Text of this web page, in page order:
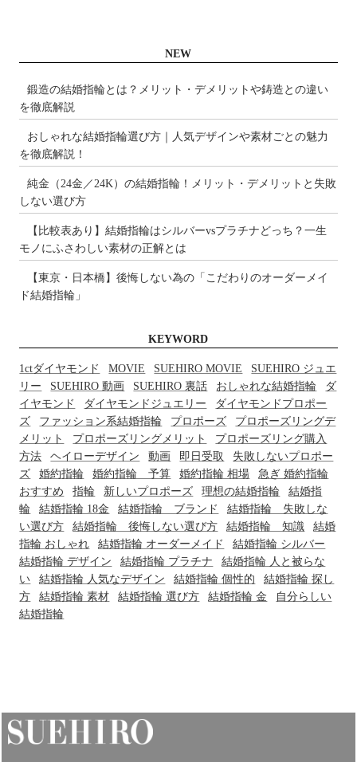
NEW
鍛造の結婚指輪とは？メリット・デメリットや鋳造との違い
を徹底解説
おしゃれな結婚指輪選び方｜人気デザインや素材ごとの魅力
を徹底解説！
純金（24金／24K）の結婚指輪！メリット・デメリットと失敗
しない選び方
【比較表あり】結婚指輪はシルバーvsプラチナどっち？一生
モノにふさわしい素材の正解とは
【東京・日本橋】後悔しない為の「こだわりのオーダーメイ
ド結婚指輪」
KEYWORD
1ctダイヤモンド MOVIE SUEHIRO MOVIE
SUEHIRO ジュエ
リー
SUEHIRO 動画 SUEHIRO 裏話 おしゃれな結婚指輪
ダ
イヤモンド
ダイヤモンドジュエリー
ダイヤモンドプロポー
ズ
ファッション系結婚指輪 プロポーズ
プロポーズリングデ
メリット
プロポーズリングメリット
プロポーズリング購入
方法
ヘイローデザイン 動画 即日受取
失敗しないプロポー
ズ
婚約指輪 婚約指輪 予算 婚約指輪 相場
急ぎ 婚約指輪
おすすめ
指輪 新しいプロポーズ 理想の結婚指輪
結婚指
輪
結婚指輪 18金 結婚指輪 ブランド
結婚指輪 失敗しな
い選び方
結婚指輪 後悔しない選び方 結婚指輪 知識
結婚
指輪 おしゃれ
結婚指輪 オーダーメイド
結婚指輪 シルバー
結婚指輪 デザイン
結婚指輪 プラチナ
結婚指輪 人と被らな
い
結婚指輪 人気なデザイン 結婚指輪 個性的
結婚指輪 探し
方
結婚指輪 素材 結婚指輪 選び方 結婚指輪 金
自分らしい
結婚指輪